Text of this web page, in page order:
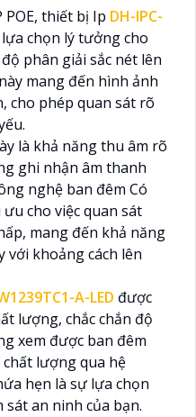
thiết bị Ip DH-IPC-
chọn lý tưởng cho
phân giải sắc nét lên
mang đến hình ảnh
cho phép quan sát rõ
là khả năng thu âm rõ
ghi nhận âm thanh
nghệ ban đêm Có
cho việc quan sát
mang đến khả năng
với khoảng cách lên
A-LED được
lượng, chắc chắn độ
xem được ban đêm
lượng qua hệ
hẹn là sự lựa chọn
an ninh của bạn.